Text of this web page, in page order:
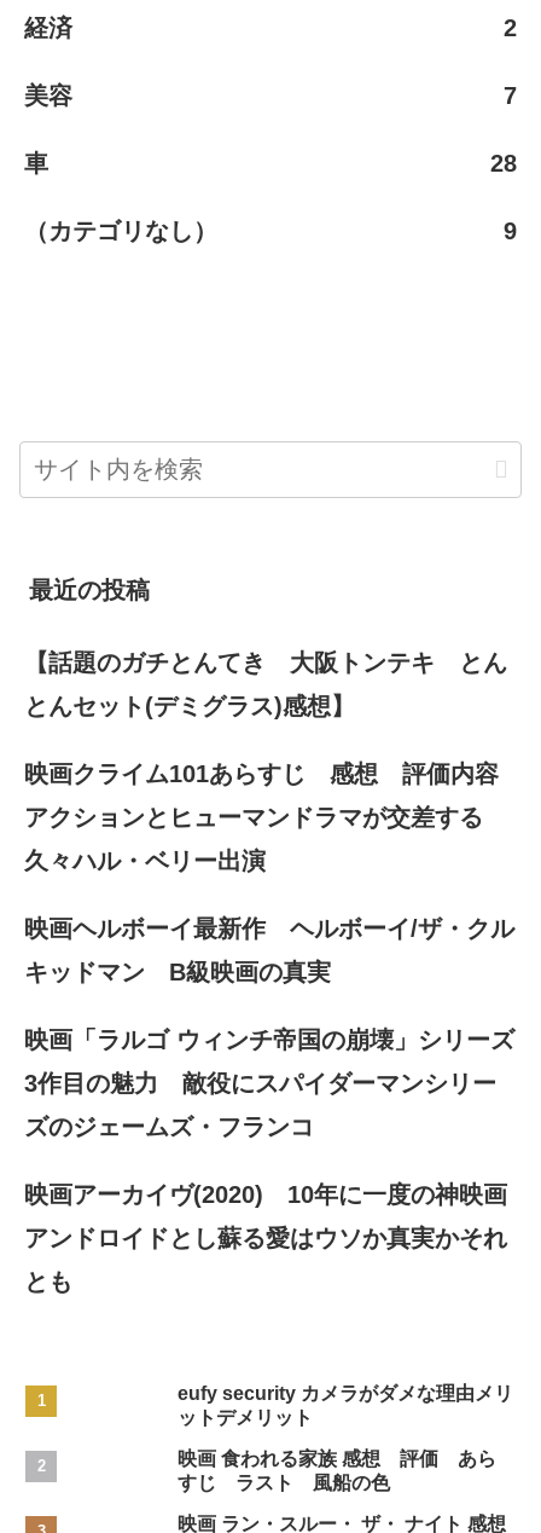
経済 2
美容 7
車 28
（カテゴリなし） 9
最近の投稿
【話題のガチとんてき 大阪トンテキ とん
とんセット(デミグラス)感想】
映画クライム101あらすじ 感想 評価内容
アクションとヒューマンドラマが交差する
久々ハル・ベリー出演
映画ヘルボーイ最新作 ヘルボーイ/ザ・クル
キッドマン B級映画の真実
映画「ラルゴ ウィンチ帝国の崩壊」シリーズ
3作目の魅力 敵役にスパイダーマンシリー
ズのジェームズ・フランコ
映画アーカイヴ(2020) 10年に一度の神映画
アンドロイドとし蘇る愛はウソか真実かそれ
とも
eufy security カメラがダメな理由メリ
ットデメリット
映画 食われる家族 感想 評価 あら
すじ ラスト 風船の色
映画 ラン・スルー・ ザ・ ナイト 感想